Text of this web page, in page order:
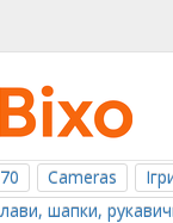
Cameras
шапки,